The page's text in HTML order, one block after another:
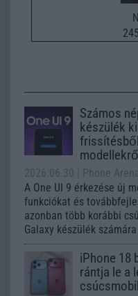
Számos
készülék
2026.06.30
| Phone Arena
A One UI 9 érkezése új
funkciókat és
azonban több korábbi
Galaxy készülék
iPhone 18
rántja le a